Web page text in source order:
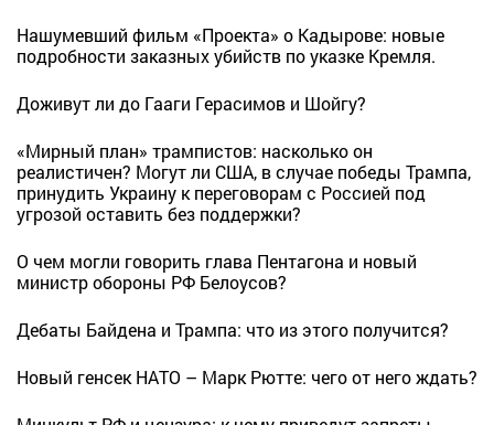
Нашумевший фильм «Проекта» о Кадырове: новые
подробности заказных убийств по указке Кремля.
Доживут ли до Гааги Герасимов и Шойгу?
«Мирный план» трампистов: насколько он
реалистичен? Могут ли США, в случае победы Трампа,
принудить Украину к переговорам с Россией под
угрозой оставить без поддержки?
О чем могли говорить глава Пентагона и новый
министр обороны РФ Белоусов?
Дебаты Байдена и Трампа: что из этого получится?
Новый генсек НАТО – Марк Рютте: чего от него ждать?